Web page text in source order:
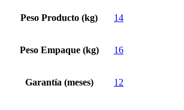
Peso Producto (kg) 14
Peso Empaque (kg) 16
Garantía (meses) 12